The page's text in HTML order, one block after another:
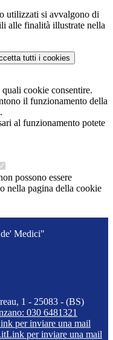
utilizzati si avvalgono di
alle finalità illustrate nella
tutti i cookies
quali cookie consentire.
il funzionamento della
al funzionamento potete
possono essere
nella pagina della cookie
Medici"
1 - 25083 - (BS)
030 6481321
per inviare una mail
Link per inviare una mail